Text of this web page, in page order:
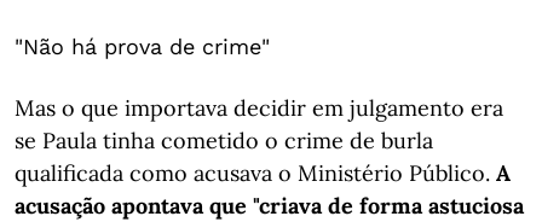
"Não há prova de crime"
Mas o que importava decidir em julgamento era
se Paula tinha cometido o crime de burla
qualificada como acusava o Ministério Público. A
acusação apontava que "criava de forma astuciosa